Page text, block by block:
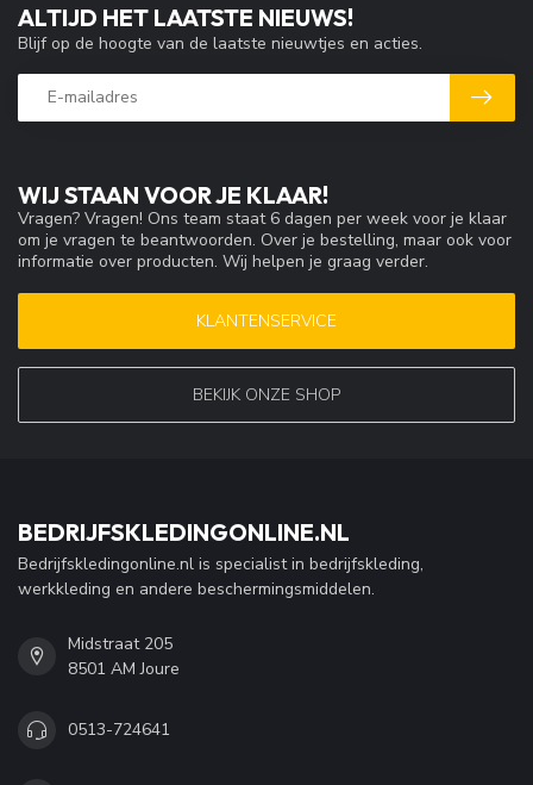
WIJ STAAN VOOR JE KLAAR!
Vragen? Vragen! Ons team staat 6 dagen per week voor je klaar
om je vragen te beantwoorden. Over je bestelling, maar ook voor
informatie over producten. Wij helpen je graag verder.
KLANTENSERVICE
BEKIJK ONZE SHOP
ALTIJD HET LAATSTE NIEUWS!
Blijf op de hoogte van de laatste nieuwtjes en acties.
BEDRIJFSKLEDINGONLINE.NL
Bedrijfskledingonline.nl is specialist in bedrijfskleding,
werkkleding en andere beschermingsmiddelen.
Midstraat 205
8501 AM Joure
0513-724641